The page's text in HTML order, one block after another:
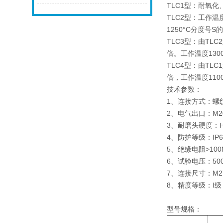
TLC1型：耐氧化
TLC2型：工作温
1250°C分度号S
TLC3型：由
倍。工作温度
TLC4型：由
倍，工作温度
技术参数：
1、连接方式：螺
2、电气出口：
3、耐磨头硬
4、防护等级
5、绝缘电阻
6、试验电压
7、连接尺寸：
8、精度等级：I级
型号规格：